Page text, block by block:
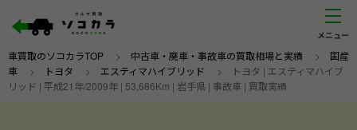
車買取のソコカラTOP > 中古車・廃車・事故車の買取相場と実績 > 国産
車 > トヨタ > エスティマハイブリッド >
トヨタ | エスティマハイブ
リッド | 平成21年/2009年 | 53,686Km | 岩手県 | 事故車 | 買取実績